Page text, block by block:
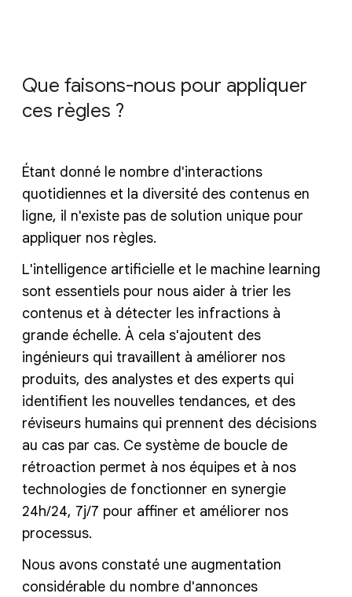
Que faisons-nous pour appliquer
ces règles ?
Étant donné le nombre d'interactions
quotidiennes et la diversité des contenus en
ligne, il n'existe pas de solution unique pour
appliquer nos règles.
L'intelligence artificielle et le machine learning
sont essentiels pour nous aider à trier les
contenus et à détecter les infractions à
grande échelle. À cela s'ajoutent des
ingénieurs qui travaillent à améliorer nos
produits, des analystes et des experts qui
identifient les nouvelles tendances, et des
réviseurs humains qui prennent des décisions
au cas par cas. Ce système de boucle de
rétroaction permet à nos équipes et à nos
technologies de fonctionner en synergie
24h/24, 7j/7 pour affiner et améliorer nos
processus.
Nous avons constaté une augmentation
considérable du nombre d'annonces